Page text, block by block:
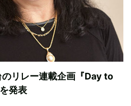
リレー連載企画『Day to
発表